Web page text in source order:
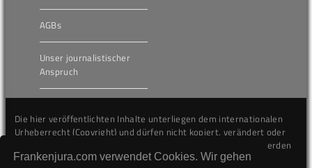
Frankenjura.com verwendet Cookies. Wir gehen
AGBs
Unser journalistischer
Anspruch
Die hier veröffentlichten Inhalte unterliegen dem internationalen
Urheberrecht (Copyright) und dürfen nicht kopiert, verändert oder
unverändert wiederveröffentlicht werden. Gegen Verstöße werden
wir auf juristischem Wege vorgehen.